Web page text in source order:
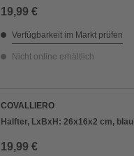
19,99 €
Verfügbarkeit im Markt prüfen
Nicht online erhältlich
COVALLIERO
Halfter, LxBxH: 26x16x2 cm, blau
19,99 €